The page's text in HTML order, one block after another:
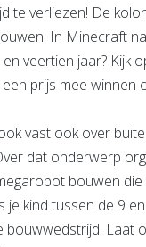
te verliezen! De
In Minecraft
veertien jaar? Kijk
prijs mee winnen
vast ook over
dat onderwerp
bouwen
je kind tussen de 9
bouwwedstrijd. Laat